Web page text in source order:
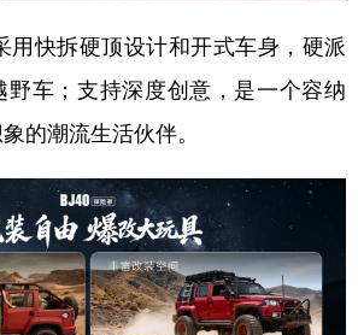
快拆硬顶设计和开式车身，硬派
野车；支持深度创意，是一个容纳
的潮流生活伙伴。